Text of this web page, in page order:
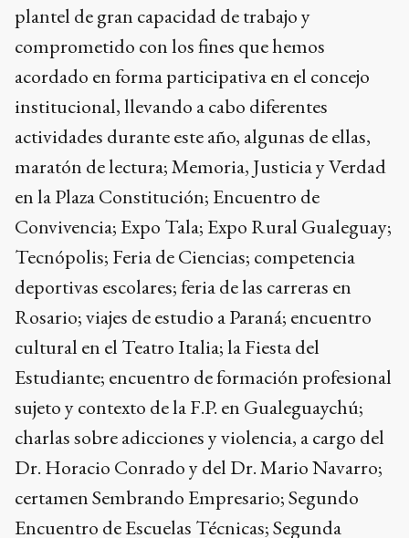
plantel de gran capacidad de trabajo y
comprometido con los fines que hemos
acordado en forma participativa en el concejo
institucional, llevando a cabo diferentes
actividades durante este año, algunas de ellas,
maratón de lectura; Memoria, Justicia y Verdad
en la Plaza Constitución; Encuentro de
Convivencia; Expo Tala; Expo Rural Gualeguay;
Tecnópolis; Feria de Ciencias; competencia
deportivas escolares; feria de las carreras en
Rosario; viajes de estudio a Paraná; encuentro
cultural en el Teatro Italia; la Fiesta del
Estudiante; encuentro de formación profesional
sujeto y contexto de la F.P. en Gualeguaychú;
charlas sobre adicciones y violencia, a cargo del
Dr. Horacio Conrado y del Dr. Mario Navarro;
certamen Sembrando Empresario; Segundo
Encuentro de Escuelas Técnicas; Segunda